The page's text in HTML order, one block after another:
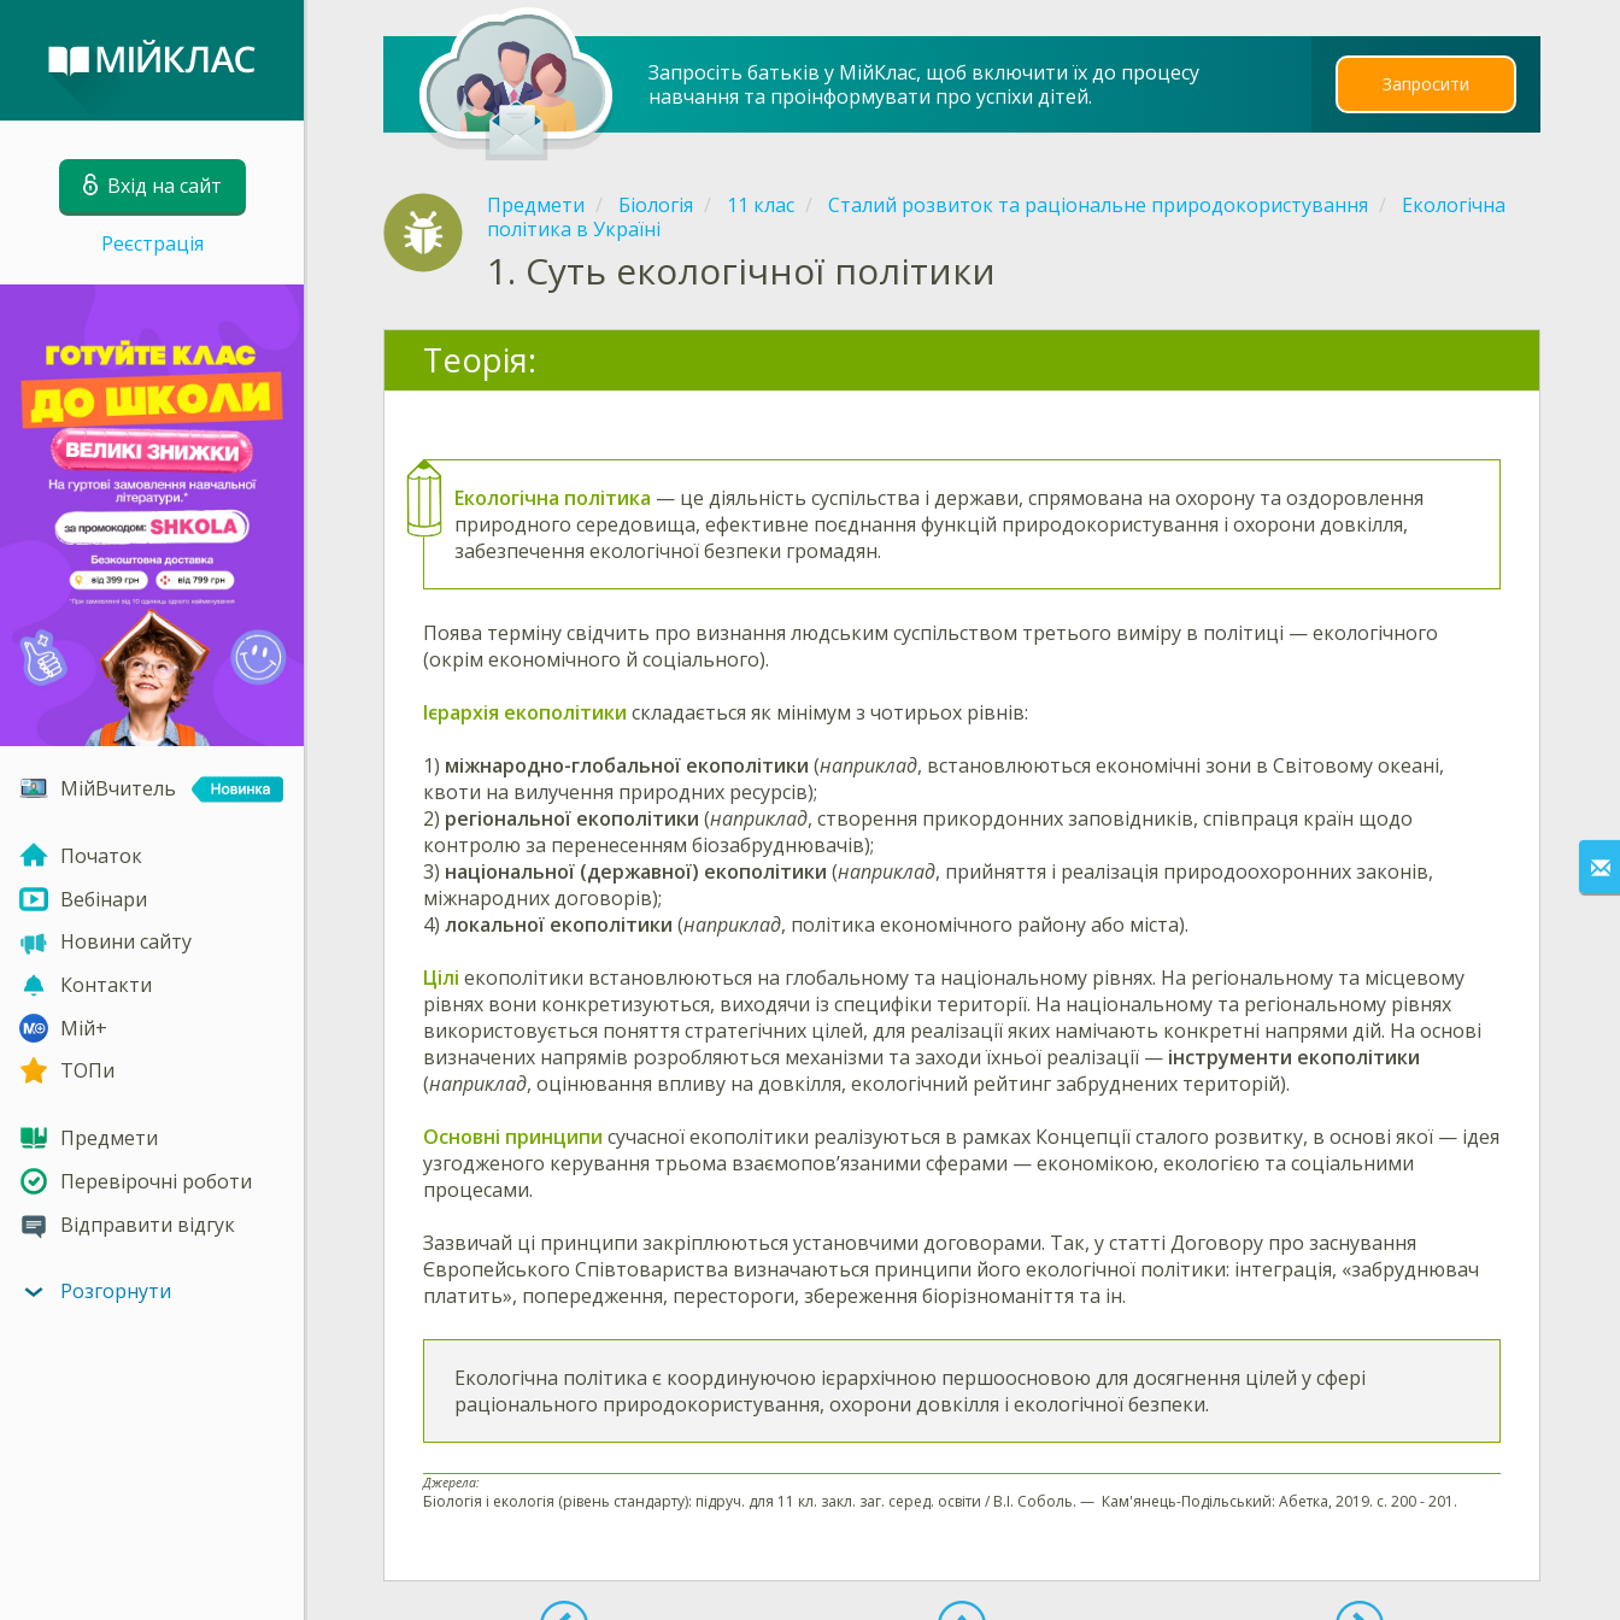
Вхід на сайт
Реєстрація
МійВчитель
Початок
Вебінари
Новини сайту
Контакти
Мій+
ТОПи
Предмети
Перевірочні роботи
Відправити відгук
Розгорнути
Запросіть батьків у МійКлас, щоб включити їх до процесу
навчання та проінформувати про успіхи дітей.
Запросити
Предмети Біологія 11 клас Сталий розвиток та раціональне природокористування
Екологічна
політика в Україні
1. Суть екологічної політики
Теорія:
Екологічна політика — це діяльність суспільства і держави, спрямована на охорону та оздоровлення
природного середовища, ефективне поєднання функцій природокористування і охорони довкілля,
забезпечення екологічної безпеки громадян.
Поява терміну свідчить про визнання людським суспільством третього виміру в політиці — екологічного
(окрім економічного й соціального).
Ієрархія екополітики складається як мінімум з чотирьох рівнів:
1) міжнародно-глобальної екополітики (наприклад, встановлюються економічні зони в Світовому океані,
квоти на вилучення природних ресурсів);
2) регіональної екополітики (наприклад, створення прикордонних заповідників, співпраця країн щодо
контролю за перенесенням біозабруднювачів);
3) національної (державної) екополітики (наприклад, прийняття і реалізація природоохоронних законів,
міжнародних договорів);
4) локальної екополітики (наприклад, політика економічного району або міста).
Цілі екополітики встановлюються на глобальному та національному рівнях. На регіональному та місцевому
рівнях вони конкретизуються, виходячи із специфіки території. На національному та регіональному рівнях
використовується поняття стратегічних цілей, для реалізації яких намічають конкретні напрями дій. На основі
визначених напрямів розробляються механізми та заходи їхньої реалізації — інструменти екополітики
(наприклад, оцінювання впливу на довкілля, екологічний рейтинг забруднених територій).
Основні принципи сучасної екополітики реалізуються в рамках Концепції сталого розвитку, в основі якої — ідея
узгодженого керування трьома взаємопов’язаними сферами — економікою, екологією та соціальними
процесами.
Зазвичай ці принципи закріплюються установчими договорами. Так, у статті Договору про заснування
Європейського Співтовариства визначаються принципи його екологічної політики: інтеграція, «забруднювач
платить», попередження, перестороги, збереження біорізноманіття та ін.
Екологічна політика є координуючою ієрархічною першоосновою для досягнення цілей у сфері
раціонального природокористування, охорони довкілля і екологічної безпеки.
Джерела:
Біологія і екологія (рівень стандарту): підруч. для 11 кл. закл. заг. серед. освіти / В.І. Соболь. — Кам'янець-Подільський: Абетка, 2019. с. 200 - 201.